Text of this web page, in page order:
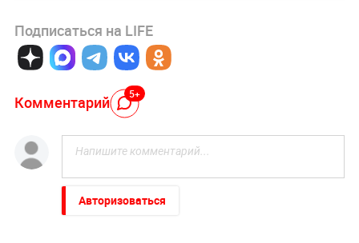
Подписаться на LIFE
Комментарий 5+
Авторизоваться